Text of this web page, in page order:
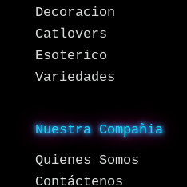
Decoracion
Catlovers
Esoterico
Variedades
Nuestra Compañia
Quienes Somos
Contáctenos